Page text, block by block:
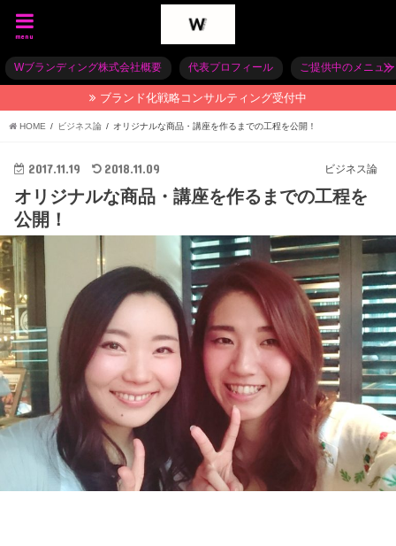
menu
Wブランディング株式会社概要 代表プロフィール ご提供中のメニュー
ブランド化戦略コンサルティング受付中
HOME ビジネス論 オリジナルな商品・講座を作るまでの工程を公開！
ビジネス論
2017.11.19 2018.11.09
オリジナルな商品・講座を作るまでの工程を
公開！